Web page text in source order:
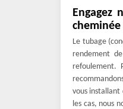
cheminée
Le tubage
rendement
refoulement.
vous installant
les cas, nous